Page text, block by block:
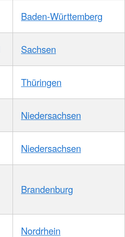
Baden-Württemberg
Sachsen
Thüringen
Niedersachsen
Niedersachsen
Brandenburg
Nordrhein